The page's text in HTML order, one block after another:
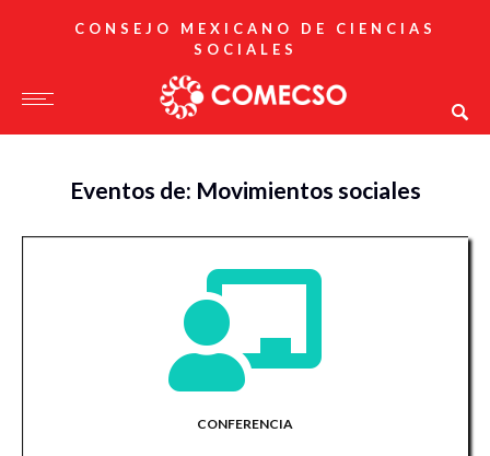
CONSEJO MEXICANO DE CIENCIAS
SOCIALES
Eventos de: Movimientos sociales
CONFERENCIA